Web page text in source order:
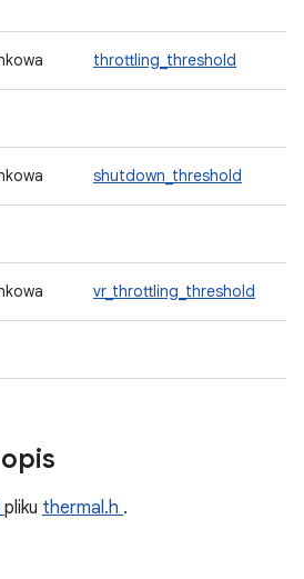
throttling_threshold
shutdown_threshold
vr_throttling_threshold
pliku thermal.h .